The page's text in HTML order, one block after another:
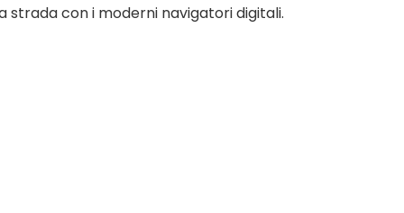
con i moderni navigatori digitali.